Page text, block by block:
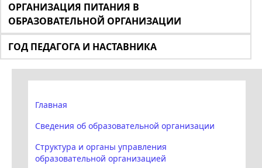
ОРГАНИЗАЦИЯ ПИТАНИЯ В
ОБРАЗОВАТЕЛЬНОЙ ОРГАНИЗАЦИИ
ГОД ПЕДАГОГА И НАСТАВНИКА
Главная
Сведения об образовательной организации
Структура и органы управления
образовательной организацией